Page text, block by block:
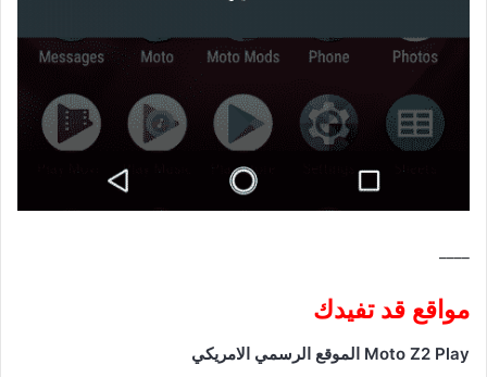
مواقع قد تفيدك
Moto Z2 Play الموقع الرسمي الامريكي